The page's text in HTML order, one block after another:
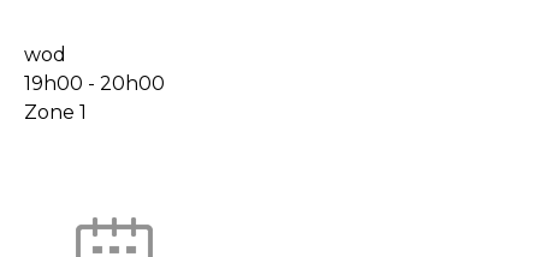
wod
19h00 - 20h00
Zone 1